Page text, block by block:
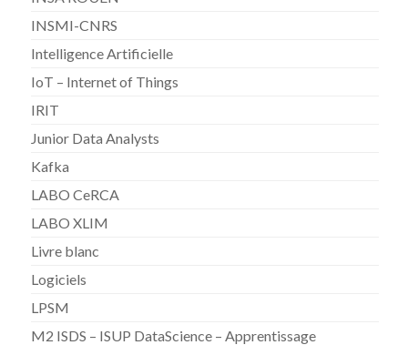
INSMI-CNRS
Intelligence Artificielle
IoT – Internet of Things
IRIT
Junior Data Analysts
Kafka
LABO CeRCA
LABO XLIM
Livre blanc
Logiciels
LPSM
M2 ISDS – ISUP DataScience – Apprentissage